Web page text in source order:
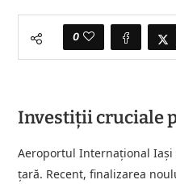
0
Investiții cruciale
Aeroportul Internațional
țară. Recent, finalizarea